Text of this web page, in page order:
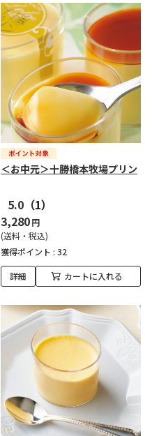
＜お中元＞十勝橋本牧場プリン
5.0 （1）
3,280円
(送料・税込)
獲得ポイント : 32
詳細 カートに入れる